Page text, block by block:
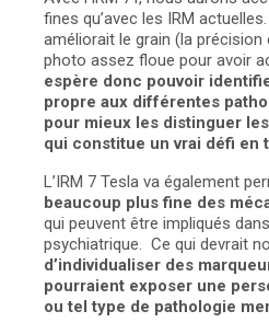
fines qu’avec les IRM
améliorait le grain (la précision
photo assez floue pour avoir
espère donc pouvoir
propre aux différentes
pour mieux les distinguer
qui constitue un vrai défi en
L’IRM 7 Tesla va également
beaucoup plus fine des
qui peuvent être impliqués
psychiatrique. Ce qui devrait
d’individualiser des
pourraient exposer une
ou tel type de pathologie